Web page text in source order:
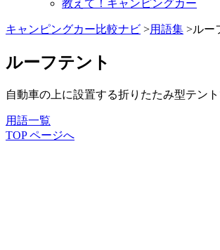
教えて！キャンピングカー
キャンピングカー比較ナビ >用語集 >ルー
ルーフテント
自動車の上に設置する折りたたみ型テント
用語一覧
TOP ページへ